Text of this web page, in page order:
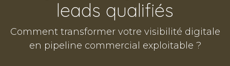
leads qualifiés
Comment transformer votre visibilité digitale
en pipeline commercial exploitable ?